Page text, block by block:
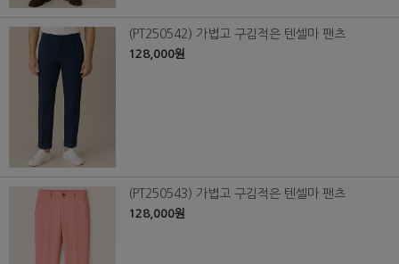
(PT250542) 가볍고 구김적은 텐셀마 팬츠
128,000원
(PT250543) 가볍고 구김적은 텐셀마 팬츠
128,000원